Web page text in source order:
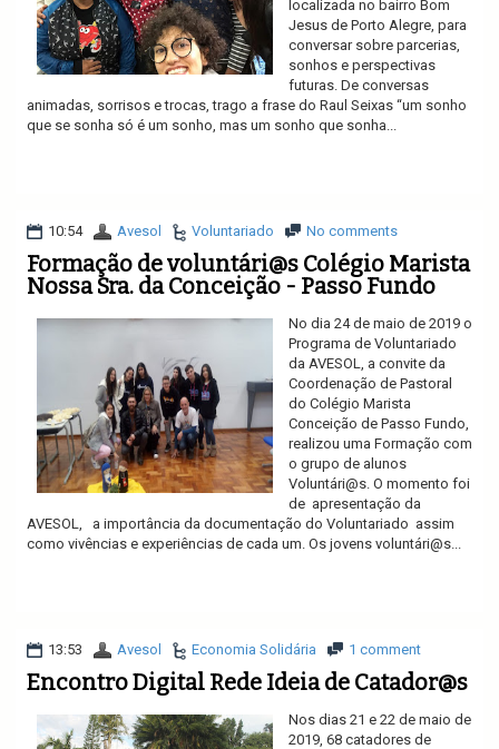
localizada no bairro Bom
Jesus de Porto Alegre, para
conversar sobre parcerias,
sonhos e perspectivas
futuras. De conversas
animadas, sorrisos e trocas, trago a frase do Raul Seixas “um sonho
que se sonha só é um sonho, mas um sonho que sonha...
10:54 Avesol Voluntariado No comments
Formação de voluntári@s Colégio Marista
Nossa Sra. da Conceição - Passo Fundo
No dia 24 de maio de 2019 o
Programa de Voluntariado
da AVESOL, a convite da
Coordenação de Pastoral
do Colégio Marista
Conceição de Passo Fundo,
realizou uma Formação com
o grupo de alunos
Voluntári@s. O momento foi
de apresentação da
AVESOL, a importância da documentação do Voluntariado assim
como vivências e experiências de cada um. Os jovens voluntári@s...
13:53 Avesol Economia Solidária 1 comment
Encontro Digital Rede Ideia de Catador@s
Nos dias 21 e 22 de maio de
2019, 68 catadores de